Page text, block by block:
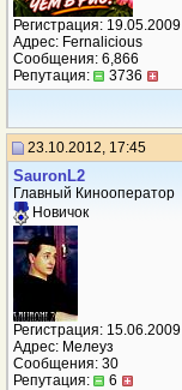
Регистрация: 19.05.2009
Адрес: Fernalicious
Сообщения: 6,866
Репутация:
3736
23.10.2012, 17:45
SauronL2
Главный Кинооператор
Новичок
Регистрация: 15.06.2009
Адрес: Мелеуз
Сообщения: 30
Репутация:
6